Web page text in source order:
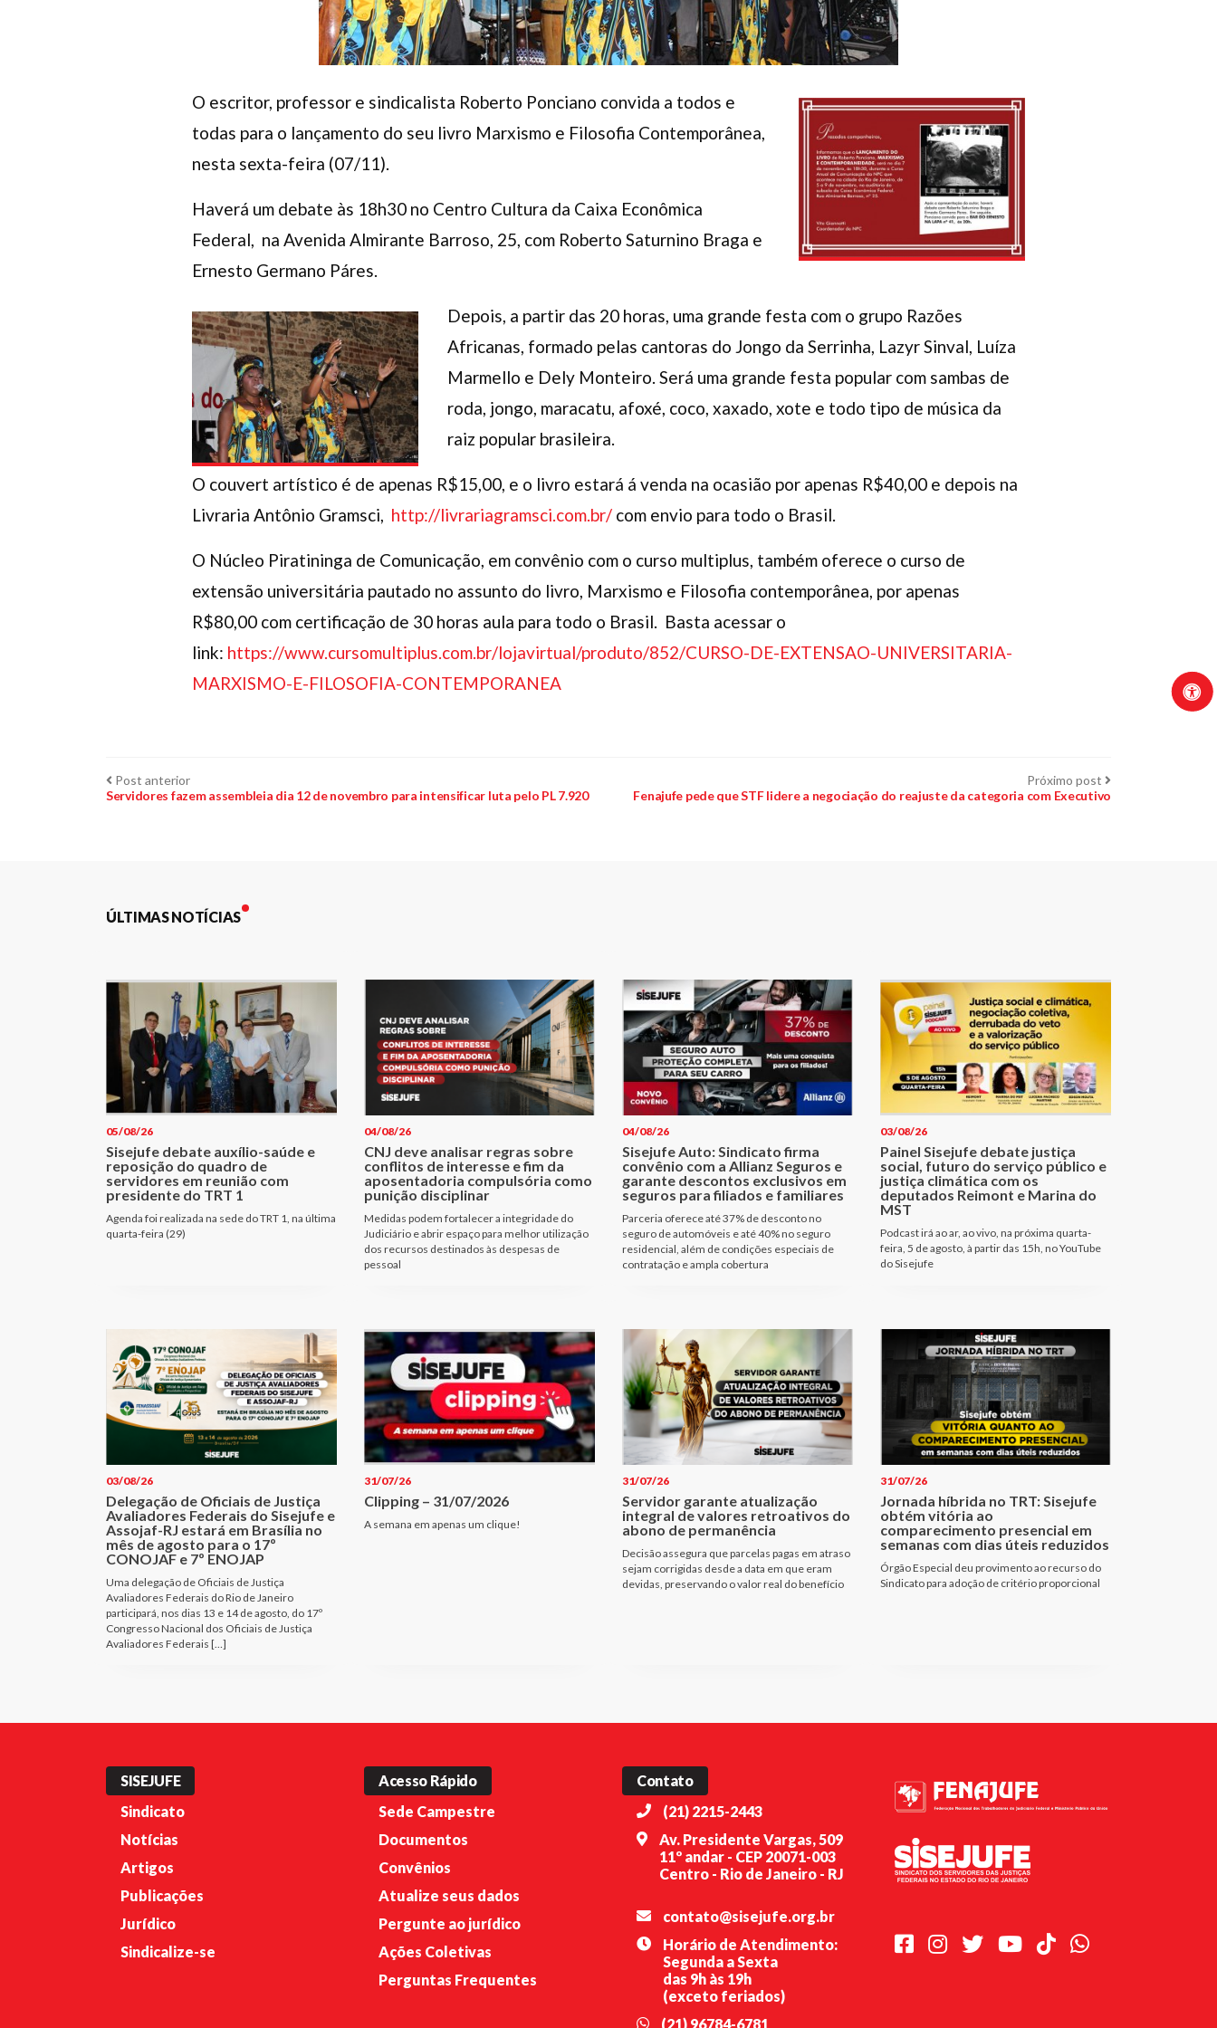
O escritor, professor e sindicalista Roberto Ponciano convida a todos e
todas para o lançamento do seu livro Marxismo e Filosofia Contemporânea,
nesta sexta-feira (07/11).
Haverá um debate às 18h30 no Centro Cultura da Caixa Econômica
Federal, na Avenida Almirante Barroso, 25, com Roberto Saturnino Braga e
Ernesto Germano Páres.
Depois, a partir das 20 horas, uma grande festa com o grupo Razões
Africanas, formado pelas cantoras do Jongo da Serrinha, Lazyr Sinval, Luíza
Marmello e Dely Monteiro. Será uma grande festa popular com sambas de
roda, jongo, maracatu, afoxé, coco, xaxado, xote e todo tipo de música da
raiz popular brasileira.
O couvert artístico é de apenas R$15,00, e o livro estará á venda na ocasião por apenas R$40,00 e depois na
Livraria Antônio Gramsci, http://livrariagramsci.com.br/ com envio para todo o Brasil.
O Núcleo Piratininga de Comunicação, em convênio com o curso multiplus, também oferece o curso de
extensão universitária pautado no assunto do livro, Marxismo e Filosofia contemporânea, por apenas
R$80,00 com certificação de 30 horas aula para todo o Brasil. Basta acessar o
link: https://www.cursomultiplus.com.br/lojavirtual/produto/852/CURSO-DE-EXTENSAO-UNIVERSITARIA-
MARXISMO-E-FILOSOFIA-CONTEMPORANEA
Navegação
Post anteriorPost
anterior:
Servidores fazem assembleia dia 12 de novembro para intensificar luta pelo PL 7.920
Próximo post Próximo
Fenajufe pede que STF lidere a negociação do reajuste da categoria com Executivo
ÚLTIMAS NOTÍCIAS
05/08/26
Sisejufe debate auxílio-saúde e
reposição do quadro de
servidores em reunião com
presidente do TRT 1
Agenda foi realizada na sede do TRT 1, na última
quarta-feira (29)
04/08/26
CNJ deve analisar regras sobre
conflitos de interesse e fim da
aposentadoria compulsória como
punição disciplinar
Medidas podem fortalecer a integridade do
Judiciário e abrir espaço para melhor utilização
dos recursos destinados às despesas de
pessoal
04/08/26
Sisejufe Auto: Sindicato firma
convênio com a Allianz Seguros e
garante descontos exclusivos em
seguros para filiados e familiares
Parceria oferece até 37% de desconto no
seguro de automóveis e até 40% no seguro
residencial, além de condições especiais de
contratação e ampla cobertura
03/08/26
Painel Sisejufe debate justiça
social, futuro do serviço público e
justiça climática com os
deputados Reimont e Marina do
MST
Podcast irá ao ar, ao vivo, na próxima quarta-
feira, 5 de agosto, à partir das 15h, no YouTube
do Sisejufe
03/08/26
Delegação de Oficiais de Justiça
Avaliadores Federais do Sisejufe e
Assojaf-RJ estará em Brasília no
mês de agosto para o 17º
CONOJAF e 7º ENOJAP
Uma delegação de Oficiais de Justiça
Avaliadores Federais do Rio de Janeiro
participará, nos dias 13 e 14 de agosto, do 17º
Congresso Nacional dos Oficiais de Justiça
Avaliadores Federais […]
31/07/26
Clipping – 31/07/2026
A semana em apenas um clique!
31/07/26
Servidor garante atualização
integral de valores retroativos do
abono de permanência
Decisão assegura que parcelas pagas em atraso
sejam corrigidas desde a data em que eram
devidas, preservando o valor real do benefício
31/07/26
Jornada híbrida no TRT: Sisejufe
obtém vitória ao
comparecimento presencial em
semanas com dias úteis reduzidos
Órgão Especial deu provimento ao recurso do
Sindicato para adoção de critério proporcional
SISEJUFE
Sindicato
Notícias
Artigos
Publicações
Jurídico
Sindicalize-se
Acesso Rápido
Sede Campestre
Documentos
Convênios
Atualize seus dados
Pergunte ao jurídico
Ações Coletivas
Perguntas Frequentes
Contato
(21) 2215-2443
Av. Presidente Vargas, 509
11º andar - CEP 20071-003
Centro - Rio de Janeiro - RJ
contato@sisejufe.org.br
Horário de Atendimento:
Segunda a Sexta
das 9h às 19h
(exceto feriados)
(21) 96784-6781
FacebookInstagram
TwitterYoutubeTikTokWhatsapp